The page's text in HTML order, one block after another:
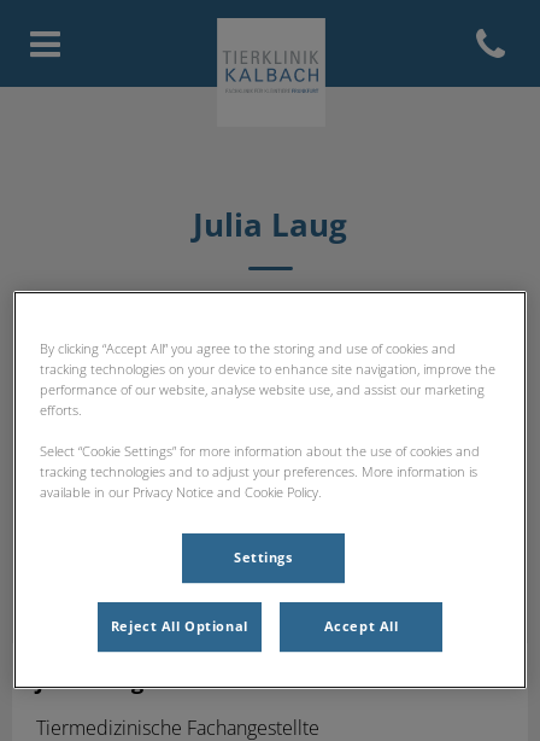
Homepage Tierklinik Kalbach
Open
Julia Laug
Julia Laug
Tiermedizinische Fachangestellte
By clicking “Accept All” you agree to the storing and use of cookies and
tracking technologies on your device to enhance site navigation, improve the
performance of our website, analyse website use, and assist our marketing
efforts.
Select “Cookie Settings” for more information about the use of cookies and
tracking technologies and to adjust your preferences. More information is
available in our Privacy Notice and Cookie Policy.
Settings
Reject All Optional Accept All